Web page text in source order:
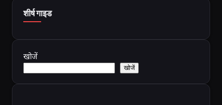
शीर्ष गाइड
खोजें
खोजें